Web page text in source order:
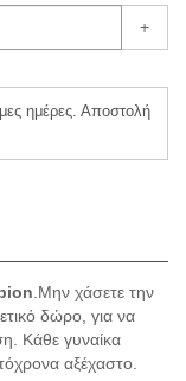
+
ημέρες. Αποστολή
.Μην χάσετε την
δώρο, για να
Κάθε γυναίκα
αξέχαστο.